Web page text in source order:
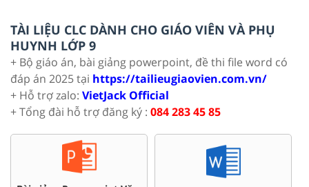
TÀI LIỆU CLC DÀNH CHO GIÁO VIÊN VÀ PHỤ
HUYNH LỚP 9
+ Bộ giáo án, bài giảng powerpoint, đề thi file word có
đáp án 2025 tại https://tailieugiaovien.com.vn/
+ Hỗ trợ zalo: VietJack Official
+ Tổng đài hỗ trợ đăng ký : 084 283 45 85